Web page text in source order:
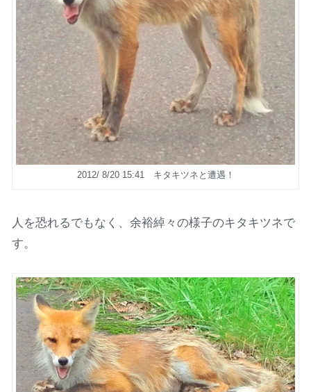
2012/ 8/20 15:41 キタキツネと遭遇！
人を恐れるでもなく、余裕綽々の様子のキタキツネで
す。